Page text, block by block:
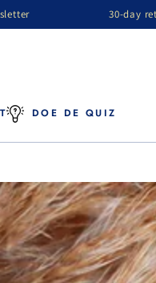
30-day
DOE DE QUIZ